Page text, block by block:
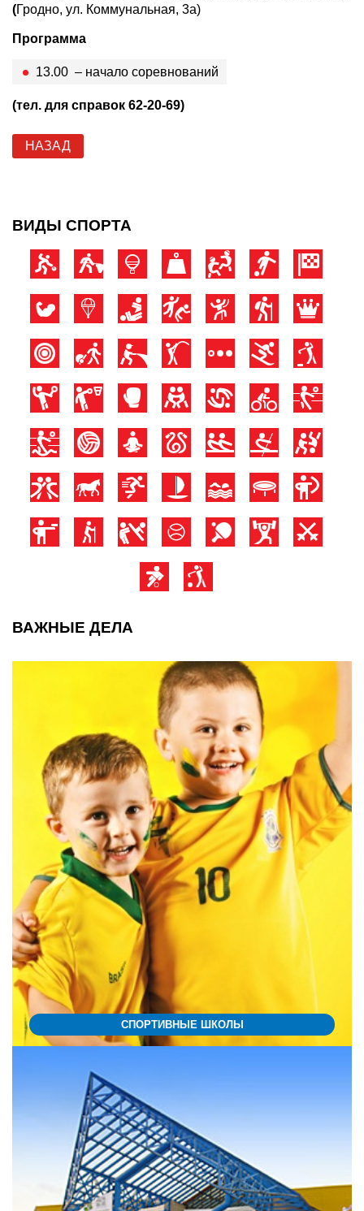
(Гродно, ул. Коммунальная, 3а)
Программа
13.00 – начало соревнований
(тел. для справок 62-20-69)
НАЗАД
ВИДЫ СПОРТА
ВАЖНЫЕ ДЕЛА
СПОРТИВНЫЕ ШКОЛЫ